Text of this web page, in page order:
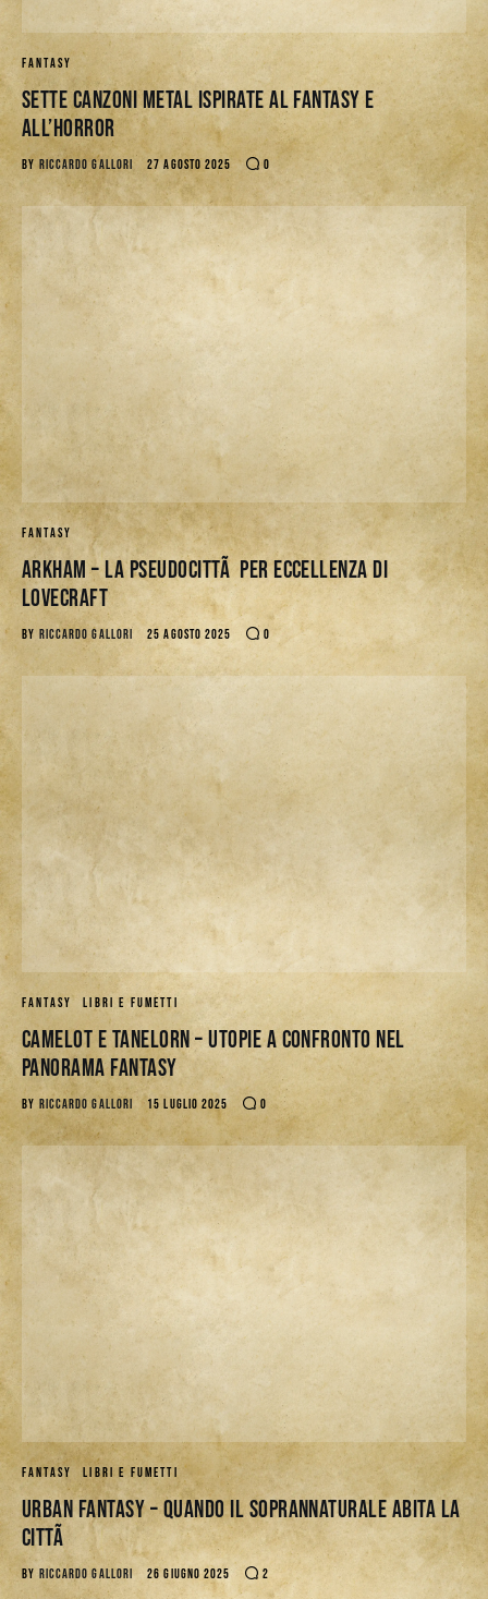
FANTASY
Sette Canzoni Metal ispirate al Fantasy e
all’horror
BY RICCARDO GALLORI 27 AGOSTO 2025 0
FANTASY
Arkham – La PseudocittÃ per eccellenza di
Lovecraft
BY RICCARDO GALLORI 25 AGOSTO 2025 0
FANTASY LIBRI E FUMETTI
Camelot e Tanelorn – Utopie a Confronto nel
Panorama Fantasy
BY RICCARDO GALLORI 15 LUGLIO 2025 0
FANTASY LIBRI E FUMETTI
Urban Fantasy – Quando il Soprannaturale Abita la
CittÃ
BY RICCARDO GALLORI 26 GIUGNO 2025 2